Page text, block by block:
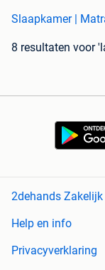
Slaapkamer |
8 resultaten voor
2dehands Zakelijk
Help en info
Privacyverklaring